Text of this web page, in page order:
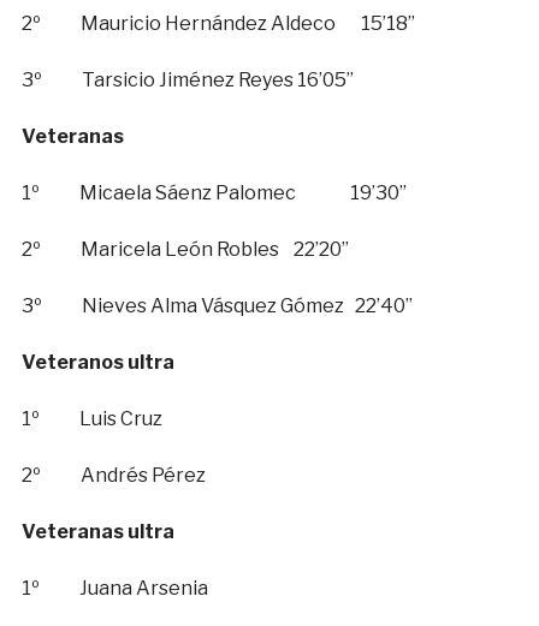
2º Mauricio Hernández Aldeco 15’18”
3º Tarsicio Jiménez Reyes 16’05”
Veteranas
1º Micaela Sáenz Palomec 19’30”
2º Maricela León Robles 22’20”
3º Nieves Alma Vásquez Gómez 22’40”
Veteranos ultra
1º Luis Cruz
2º Andrés Pérez
Veteranas ultra
1º Juana Arsenia